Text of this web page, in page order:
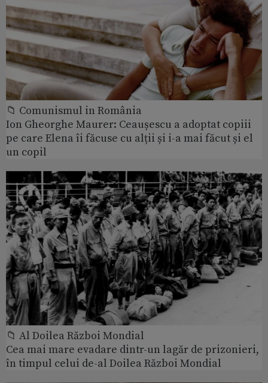
📁 Comunismul in România
Ion Gheorghe Maurer: Ceaușescu a adoptat copiii
pe care Elena îi făcuse cu alții și i-a mai făcut și el
un copil
📁 Al Doilea Război Mondial
Cea mai mare evadare dintr-un lagăr de prizonieri,
în timpul celui de-al Doilea Război Mondial